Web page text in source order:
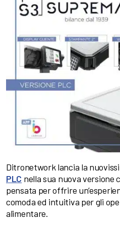
Ditronetwork lancia la
PLC nella sua nuova versione
pensata per offrire
comoda ed intuitiva per gli
alimentare.